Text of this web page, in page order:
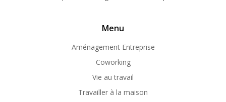
Menu
Aménagement Entreprise
Coworking
Vie au travail
Travailler à la maison